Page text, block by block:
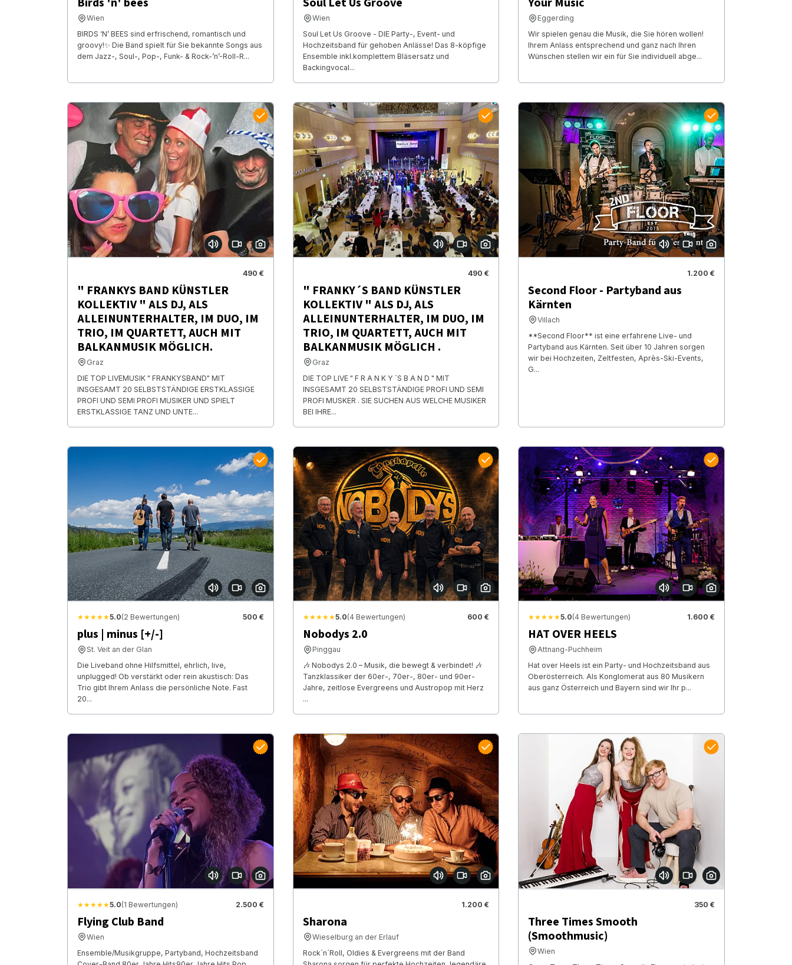
Wien
BIRDS ‘N’ BEES sind erfrischend, romantisch und
groovy!✨ Die Band spielt für Sie bekannte Songs aus
dem Jazz-, Soul-, Pop-, Funk- & Rock-’n’-Roll-R...
Wien
Soul Let Us Groove - DIE Party-, Event- und
Hochzeitsband für gehoben Anlässe! Das 8-köpfige
Ensemble inkl.komplettem Bläsersatz und
Backingvocal...
Eggerding
Wir spielen genau die Musik, die Sie hören wollen!
Ihrem Anlass entsprechend und ganz nach Ihren
Wünschen stellen wir ein für Sie individuell abge...
490 €
" FRANKYS BAND KÜNSTLER
KOLLEKTIV " ALS DJ, ALS
ALLEINUNTERHALTER, IM DUO, IM
TRIO, IM QUARTETT, AUCH MIT
BALKANMUSIK MÖGLICH.
Graz
DIE TOP LIVEMUSIK " FRANKYSBAND" MIT
INSGESAMT 20 SELBSTSTÄNDIGE ERSTKLASSIGE
PROFI UND SEMI PROFI MUSIKER UND SPIELT
ERSTKLASSIGE TANZ UND UNTE...
490 €
" FRANKY´S BAND KÜNSTLER
KOLLEKTIV " ALS DJ, ALS
ALLEINUNTERHALTER, IM DUO, IM
TRIO, IM QUARTETT, AUCH MIT
BALKANMUSIK MÖGLICH .
Graz
DIE TOP LIVE " F R A N K Y ´S B A N D " MIT
INSGESAMT 20 SELBSTSTÄNDIGE PROFI UND SEMI
PROFI MUSKER . SIE SUCHEN AUS WELCHE MUSIKER
BEI IHRE...
1.200 €
Second Floor - Partyband aus
Kärnten
Villach
**Second Floor** ist eine erfahrene Live- und
Partyband aus Kärnten. Seit über 10 Jahren sorgen
wir bei Hochzeiten, Zeltfesten, Après-Ski-Events,
G...
★★★★★5.0(2 Bewertungen) 500 €
plus | minus [+/-]
St. Veit an der Glan
Die Liveband ohne Hilfsmittel, ehrlich, live,
unplugged! Ob verstärkt oder rein akustisch: Das
Trio gibt Ihrem Anlass die persönliche Note. Fast
20...
★★★★★5.0(4 Bewertungen) 600 €
Nobodys 2.0
Pinggau
🎶 Nobodys 2.0 – Musik, die bewegt & verbindet! 🎶
Tanzklassiker der 60er-, 70er-, 80er- und 90er-
Jahre, zeitlose Evergreens und Austropop mit Herz
...
★★★★★5.0(4 Bewertungen) 1.600 €
HAT OVER HEELS
Attnang-Puchheim
Hat over Heels ist ein Party- und Hochzeitsband aus
Oberösterreich. Als Konglomerat aus 80 Musikern
aus ganz Österreich und Bayern sind wir Ihr p...
★★★★★5.0(1 Bewertungen) 2.500 €
Flying Club Band
Wien
Ensemble/Musikgruppe, Partyband, Hochzeitsband
1.200 €
Sharona
Wieselburg an der Erlauf
Rock´n´Roll, Oldies & Evergreens mit der Band
350 €
Three Times Smooth
(Smoothmusic)
Wien